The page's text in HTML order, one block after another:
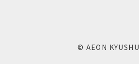
© AEON KYUSHU